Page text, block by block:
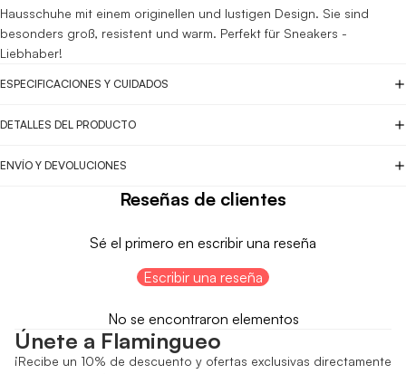
Hausschuhe mit einem originellen und lustigen Design. Sie sind
besonders groß, resistent und warm. Perfekt für Sneakers -
Liebhaber!
ESPECIFICACIONES Y CUIDADOS
DETALLES DEL PRODUCTO
ENVÍO Y DEVOLUCIONES
Reseñas de clientes
Sé el primero en escribir una reseña
Escribir una reseña
No se encontraron elementos
Únete a Flamingueo
¡Recibe un 10% de descuento y ofertas exclusivas directamente